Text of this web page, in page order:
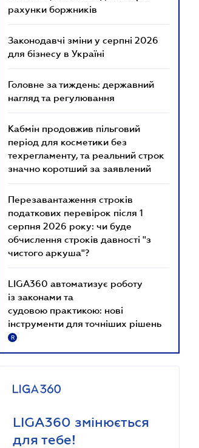
рахунки боржників
Законодавчі зміни у серпні 2026
для бізнесу в Україні
Головне за тиждень: державний
нагляд та регулювання
Кабмін продовжив пільговий
період для косметики без
техрегламенту, та реальний строк
значно коротший за заявлений
Перезавантаження строків
податкових перевірок після 1
серпня 2026 року: чи буде
обчислення строків давності "з
чистого аркуша"?
LIGA360 автоматизує роботу
із законами та
судовою практикою: нові
інструменти для точніших рішень
R
LIGA360 змінюється
для тебе!